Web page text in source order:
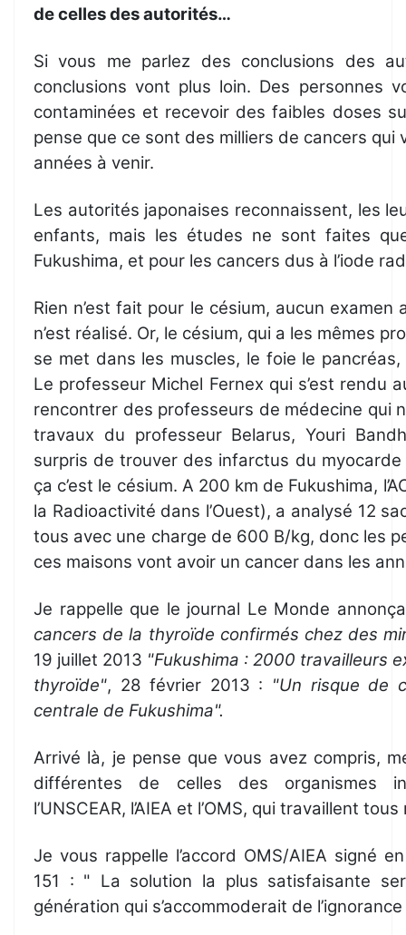
de celles des autorités…
Si vous me parlez des conclusions des
conclusions vont plus loin. Des personnes
contaminées et recevoir des faibles doses
pense que ce sont des milliers de cancers qui
années à venir.
Les autorités japonaises reconnaissent, les
enfants, mais les études ne sont faites
Fukushima, et pour les cancers dus à l’iode
Rien n’est fait pour le césium, aucun examen
n’est réalisé. Or, le césium, qui a les mêmes
se met dans les muscles, le foie le
Le professeur Michel Fernex qui s’est rendu
rencontrer des professeurs de médecine qui
travaux du professeur Belarus, Youri
surpris de trouver des infarctus du
ça c’est le césium. A 200 km de Fukushima,
la Radioactivité dans l’Ouest), a analysé 12
tous avec une charge de 600 B/kg, donc les
ces maisons vont avoir un cancer dans les
Je rappelle que le journal Le Monde
cancers de la thyroïde confirmés chez des
19 juillet 2013 "Fukushima : 2000 travailleurs
thyroïde", 28 février 2013 : "Un risque de
centrale de Fukushima".
Arrivé là, je pense que vous avez compris,
différentes de celles des organismes
l’UNSCEAR, l’AIEA et l’OMS, qui travaillent
Je vous rappelle l’accord OMS/AIEA signé
151 : " La solution la plus satisfaisante
génération qui s’accommoderait de